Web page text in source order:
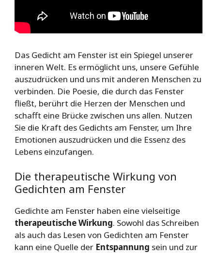
Das Gedicht am Fenster ist ein Spiegel unserer
inneren Welt. Es ermöglicht uns, unsere Gefühle
auszudrücken und uns mit anderen Menschen zu
verbinden. Die Poesie, die durch das Fenster
fließt, berührt die Herzen der Menschen und
schafft eine Brücke zwischen uns allen. Nutzen
Sie die Kraft des Gedichts am Fenster, um Ihre
Emotionen auszudrücken und die Essenz des
Lebens einzufangen.
Die therapeutische Wirkung von
Gedichten am Fenster
Gedichte am Fenster haben eine vielseitige
therapeutische Wirkung. Sowohl das Schreiben
als auch das Lesen von Gedichten am Fenster
kann eine Quelle der Entspannung sein und zur